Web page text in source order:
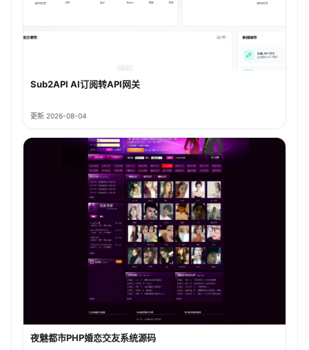
Sub2API AI订阅转API网关
更新 2026-08-04
夜魅都市PHP婚恋交友系统源码